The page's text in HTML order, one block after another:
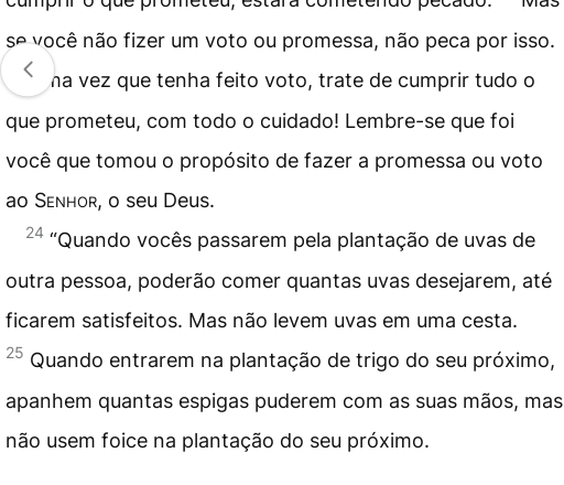
se você não fizer um voto ou promessa, não peca por isso.
23 Uma vez que tenha feito voto, trate de cumprir tudo o
que prometeu, com todo o cuidado! Lembre-se que foi
você que tomou o propósito de fazer a promessa ou voto
ao Senhor, o seu Deus.
24 “Quando vocês passarem pela plantação de uvas de
outra pessoa, poderão comer quantas uvas desejarem, até
ficarem satisfeitos. Mas não levem uvas em uma cesta.
25 Quando entrarem na plantação de trigo do seu próximo,
apanhem quantas espigas puderem com as suas mãos, mas
não usem foice na plantação do seu próximo.